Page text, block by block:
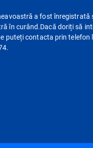
a fost înregistrată
în curând.Dacă doriți să
puteți contacta prin telefon